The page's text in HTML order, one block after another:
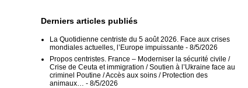
Derniers articles publiés
La Quotidienne centriste du 5 août 2026. Face aux crises
mondiales actuelles, l’Europe impuissante - 8/5/2026
Propos centristes. France – Moderniser la sécurité civile /
Crise de Ceuta et immigration / Soutien à l’Ukraine face au
criminel Poutine / Accès aux soins / Protection des
animaux…
- 8/5/2026